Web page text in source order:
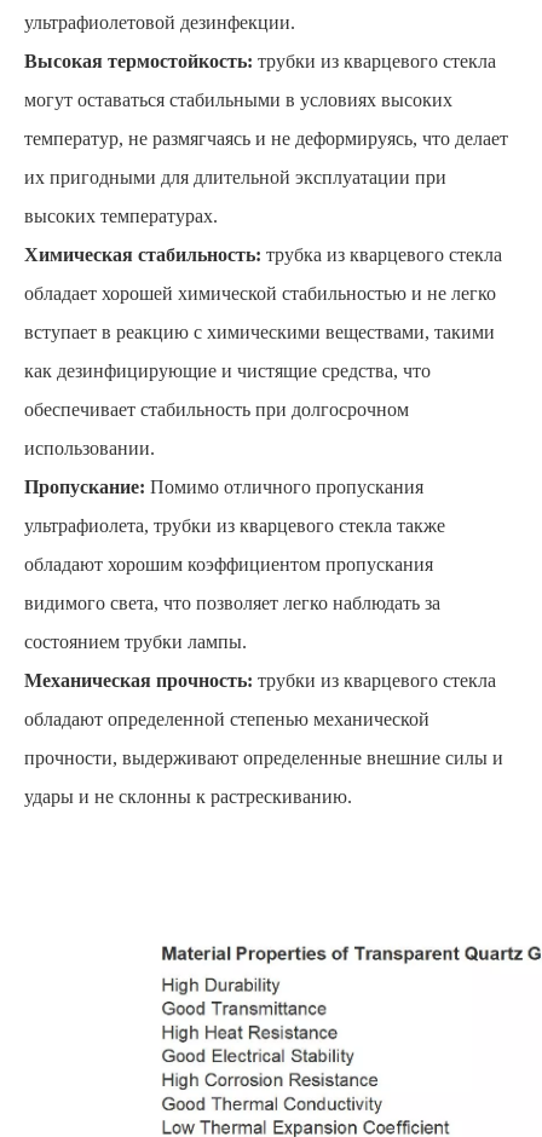
ультрафиолетовой дезинфекции.
Высокая термостойкость: трубки из кварцевого стекла
могут оставаться стабильными в условиях высоких
температур, не размягчаясь и не деформируясь, что делает
их пригодными для длительной эксплуатации при
высоких температурах.
Химическая стабильность: трубка из кварцевого стекла
обладает хорошей химической стабильностью и не легко
вступает в реакцию с химическими веществами, такими
как дезинфицирующие и чистящие средства, что
обеспечивает стабильность при долгосрочном
использовании.
Пропускание: Помимо отличного пропускания
ультрафиолета, трубки из кварцевого стекла также
обладают хорошим коэффициентом пропускания
видимого света, что позволяет легко наблюдать за
состоянием трубки лампы.
Механическая прочность: трубки из кварцевого стекла
обладают определенной степенью механической
прочности, выдерживают определенные внешние силы и
удары и не склонны к растрескиванию.